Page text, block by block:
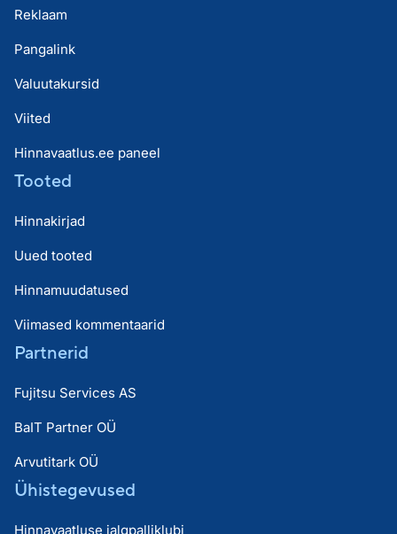
Reklaam
Pangalink
Valuutakursid
Viited
Hinnavaatlus.ee paneel
Tooted
Hinnakirjad
Uued tooted
Hinnamuudatused
Viimased kommentaarid
Partnerid
Fujitsu Services AS
BaIT Partner OÜ
Arvutitark OÜ
Ühistegevused
Hinnavaatluse jalgpalliklubi